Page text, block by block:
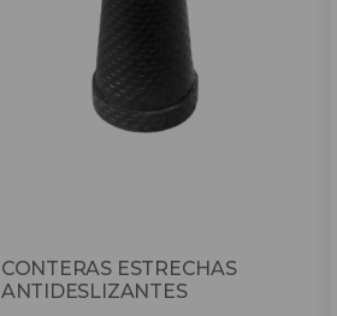
CONTERAS ESTRECHAS
ANTIDESLIZANTES